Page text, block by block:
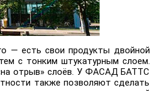
— есть свои продукты двойной
с тонким штукатурным слоем.
отрыв» слоёв. У ФАСАД БАТТС
также позволяют сделать